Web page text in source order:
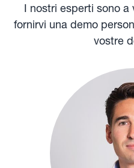
I nostri esperti sono
fornirvi una demo
vostre